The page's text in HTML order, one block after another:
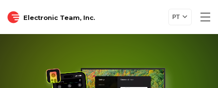
Electronic Team, Inc. PT